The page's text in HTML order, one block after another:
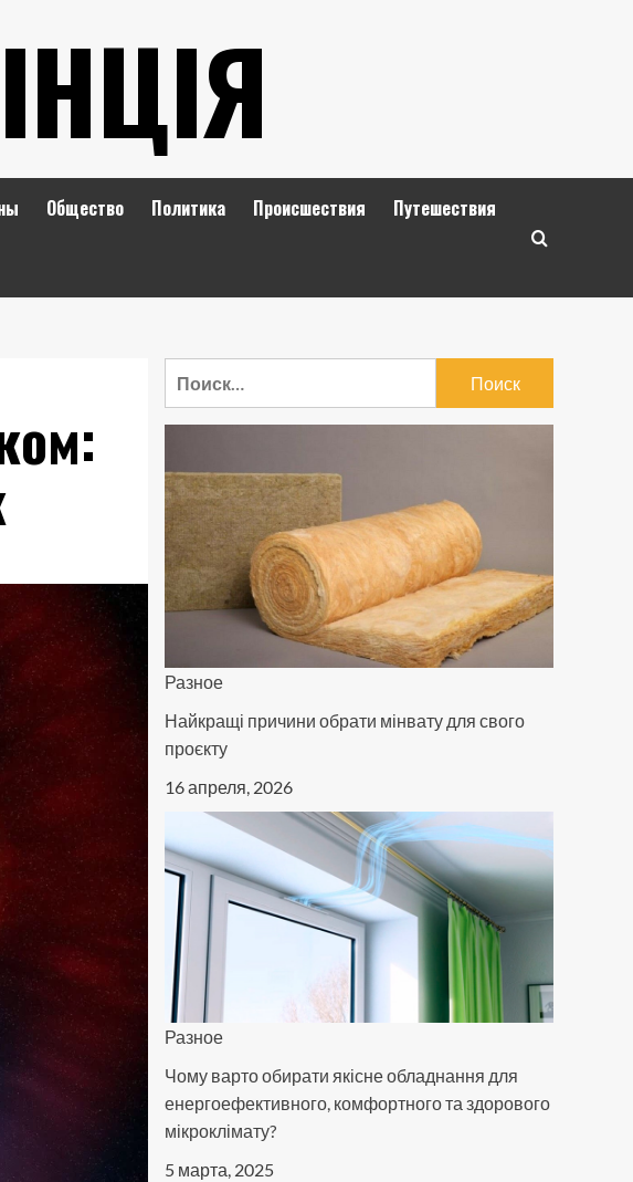
Общество Политика Происшествия Путешествия
Разное
Найкращі причини обрати мінвату для свого
проєкту
16 апреля, 2026
Разное
Чому варто обирати якісне обладнання для
енергоефективного, комфортного та здорового
мікроклімату?
5 марта, 2025